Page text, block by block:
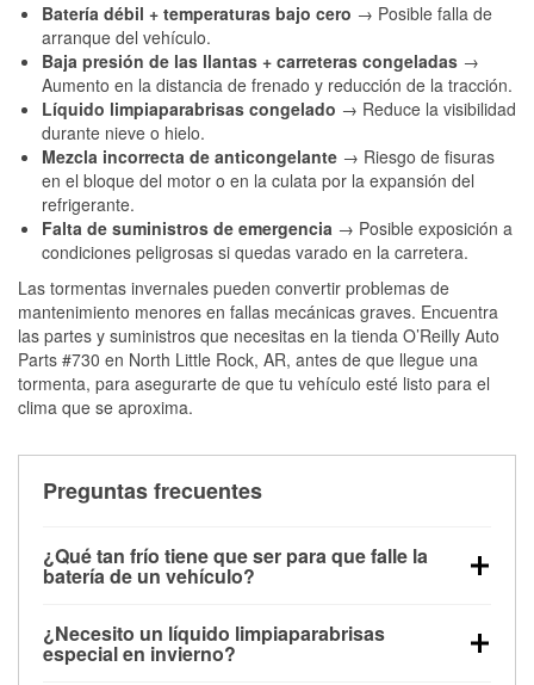
Batería débil + temperaturas bajo cero → Posible falla de
arranque del vehículo.
Baja presión de las llantas + carreteras congeladas →
Aumento en la distancia de frenado y reducción de la tracción.
Líquido limpiaparabrisas congelado → Reduce la visibilidad
durante nieve o hielo.
Mezcla incorrecta de anticongelante → Riesgo de fisuras
en el bloque del motor o en la culata por la expansión del
refrigerante.
Falta de suministros de emergencia → Posible exposición a
condiciones peligrosas si quedas varado en la carretera.
Las tormentas invernales pueden convertir problemas de
mantenimiento menores en fallas mecánicas graves. Encuentra
las partes y suministros que necesitas en la tienda O’Reilly Auto
Parts #730 en North Little Rock, AR, antes de que llegue una
tormenta, para asegurarte de que tu vehículo esté listo para el
clima que se aproxima.
Preguntas frecuentes
¿Qué tan frío tiene que ser para que falle la
batería de un vehículo?
debajo de los 32 °F y puede perder hasta la mitad de
su potencia de arranque cerca de los 0 °F, lo que
¿Necesito un líquido limpiaparabrisas
especial en invierno?